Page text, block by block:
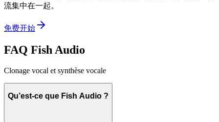
流集中在一起。
免费开始
FAQ Fish Audio
Clonage vocal et synthèse vocale
Qu’est-ce que Fish Audio ?